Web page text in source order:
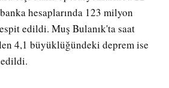
hesaplarında 123 milyon
edildi. Muş Bulanık'ta saat
4,1 büyüklüğündeki deprem ise